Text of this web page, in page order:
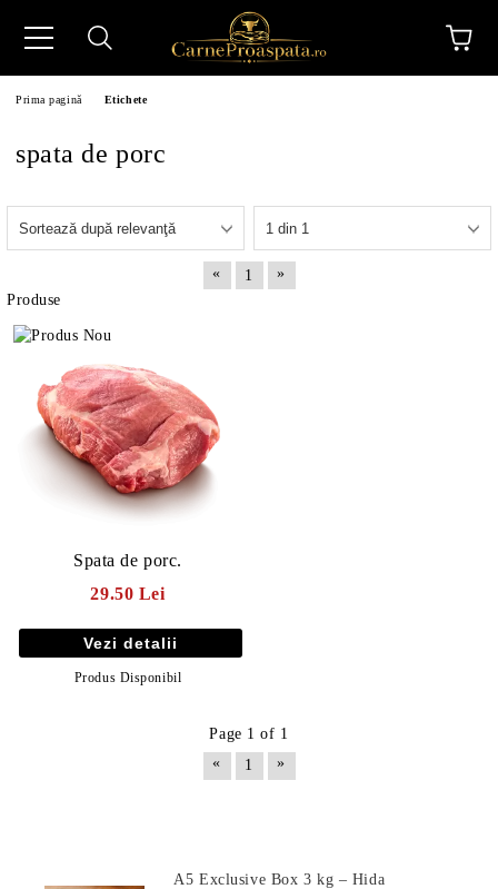
Prima pagină Etichete
spata de porc
« 1
»
Produse
Spata de porc.
29.50 Lei
Vezi detalii
Produs Disponibil
Page 1 of 1
«
1 »
A5 Exclusive Box 3 kg – Hida